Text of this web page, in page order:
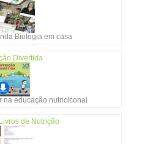
Biologia em casa
Divertida
na educação nutriciconal
de Nutrição